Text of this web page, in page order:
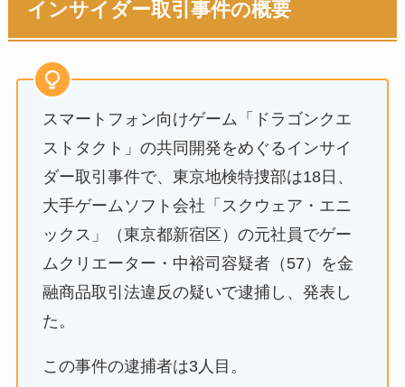
インサイダー取引事件の概要
スマートフォン向けゲーム「ドラゴンクエ
ストタクト」の共同開発をめぐるインサイ
ダー取引事件で、東京地検特捜部は18日、
大手ゲームソフト会社「スクウェア・エニ
ックス」（東京都新宿区）の元社員でゲー
ムクリエーター・中裕司容疑者（57）を金
融商品取引法違反の疑いで逮捕し、発表し
た。
この事件の逮捕者は3人目。